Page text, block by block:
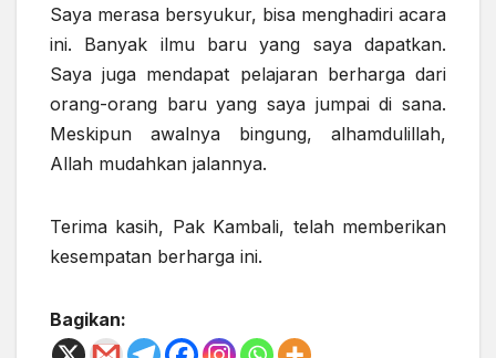
Saya merasa bersyukur, bisa menghadiri acara
ini. Banyak ilmu baru yang saya dapatkan.
Saya juga mendapat pelajaran berharga dari
orang-orang baru yang saya jumpai di sana.
Meskipun awalnya bingung, alhamdulillah,
Allah mudahkan jalannya.
Terima kasih, Pak Kambali, telah memberikan
kesempatan berharga ini.
Bagikan: